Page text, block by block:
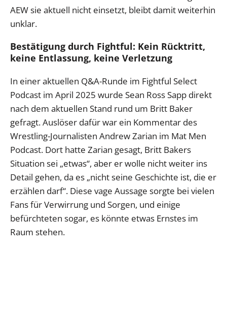
AEW sie aktuell nicht einsetzt, bleibt damit weiterhin
unklar.
Bestätigung durch Fightful: Kein Rücktritt,
keine Entlassung, keine Verletzung
In einer aktuellen Q&A-Runde im Fightful Select
Podcast im April 2025 wurde Sean Ross Sapp direkt
nach dem aktuellen Stand rund um Britt Baker
gefragt. Auslöser dafür war ein Kommentar des
Wrestling-Journalisten Andrew Zarian im Mat Men
Podcast. Dort hatte Zarian gesagt, Britt Bakers
Situation sei „etwas“, aber er wolle nicht weiter ins
Detail gehen, da es „nicht seine Geschichte ist, die er
erzählen darf“. Diese vage Aussage sorgte bei vielen
Fans für Verwirrung und Sorgen, und einige
befürchteten sogar, es könnte etwas Ernstes im
Raum stehen.